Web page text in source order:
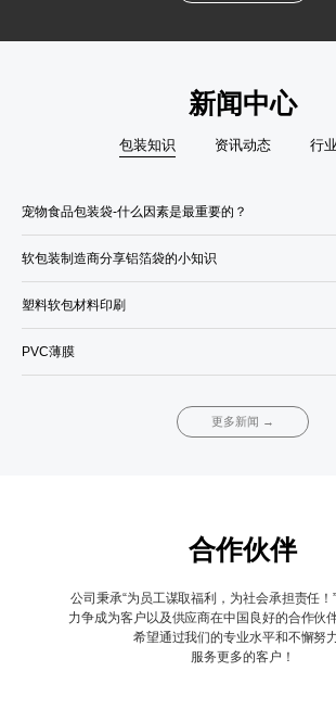
新闻中心
包装知识 资讯动态 行
宠物食品包装袋-什么因素是最重要的？
软包装制造商分享铝箔袋的小知识
塑料软包材料印刷
PVC薄膜
更多新闻 →
合作伙伴
公司秉承“为员工谋取福利，为社会承担责任！
力争成为客户以及供应商在中国良好的合作伙
希望通过我们的专业水平和不懈努
服务更多的客户！